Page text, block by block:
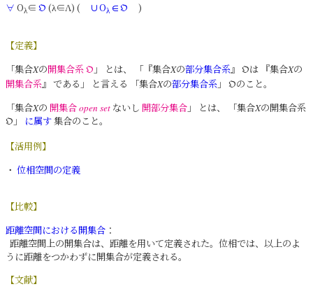
∀ Oλ∈ 𝔒 (λ∈Λ) ( ∪Oλ ∈𝔒 )
【定義】
「集合Xの開集合系𝔒 」 とは、 「『集合Xの部分集合系』 𝔒 は 『集合Xの
開集合系
』 である」 と言える 「集合Xの部分集合系 」 𝔒のこと。
「集合Xの 開集合open set ないし 開部分集合 」 とは、 「集合Xの開集合系
𝔒 」 に属す集合のこと。
【活用例】
・ 位相空間の定義
【比較】
距離空間における開集合 ：
距離空間上の開集合は、距離を用いて定義された。位相では、以上のよ
うに距離をつかわずに開集合が定義される。
【文献】